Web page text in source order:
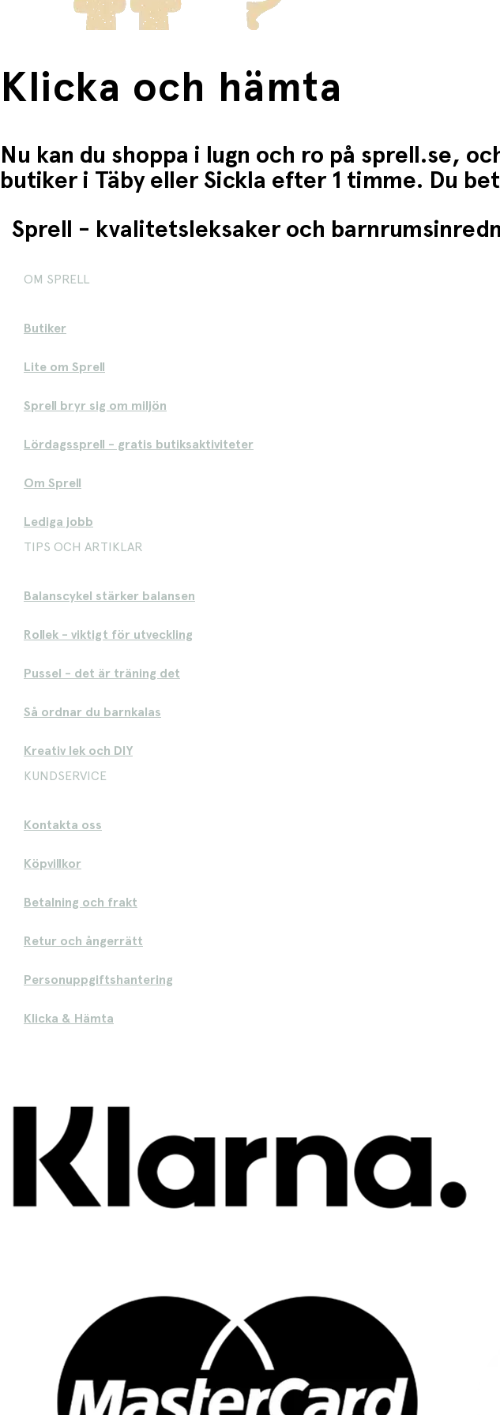
Klicka och hämta
Nu kan du shoppa i lugn och ro på sprell.se,
butiker i Täby eller Sickla efter 1 timme. Du
Sprell - kvalitetsleksaker och
OM SPRELL
Butiker
Lite om Sprell
Sprell bryr sig om miljön
Lördagssprell - gratis butiksaktiviteter
Om Sprell
Lediga jobb
TIPS OCH ARTIKLAR
Balanscykel stärker balansen
Rollek - viktigt för utveckling
Pussel - det är träning det
Så ordnar du barnkalas
Kreativ lek och DIY
KUNDSERVICE
Kontakta oss
Köpvillkor
Betalning och frakt
Retur och ångerrätt
Personuppgiftshantering
Klicka & Hämta